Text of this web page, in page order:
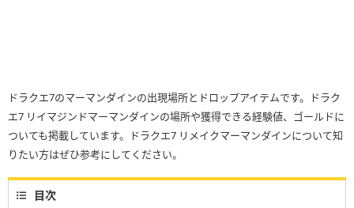
ドラクエ7のマーマンダインの出現場所とドロップアイテムです。ドラク
エ7 リイマジンドマーマンダインの場所や獲得できる経験値、ゴールドに
ついても掲載しています。ドラクエ7 リメイクマーマンダインについて知
りたい方はぜひ参考にしてください。
目次